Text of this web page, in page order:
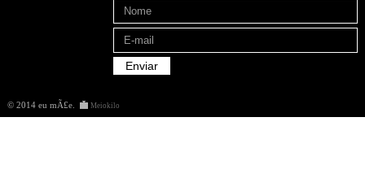
© 2014 eu mÃ£e. Meiokilo